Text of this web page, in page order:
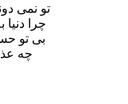
تو نمی
چرا
بی تو
چه